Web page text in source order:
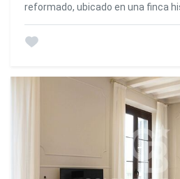
reformado, ubicado en una finca
funcional y listo para entrar a vivir,
diseñado para maximizar la luz
Espacio diáfano y luminoso con
inteligente que separa la zona de
Dispone de 1 amplia habitación y
acabados modernos. Suelos de
de aluminio con doble cristal para
calefacción individual y aire acondicionado.